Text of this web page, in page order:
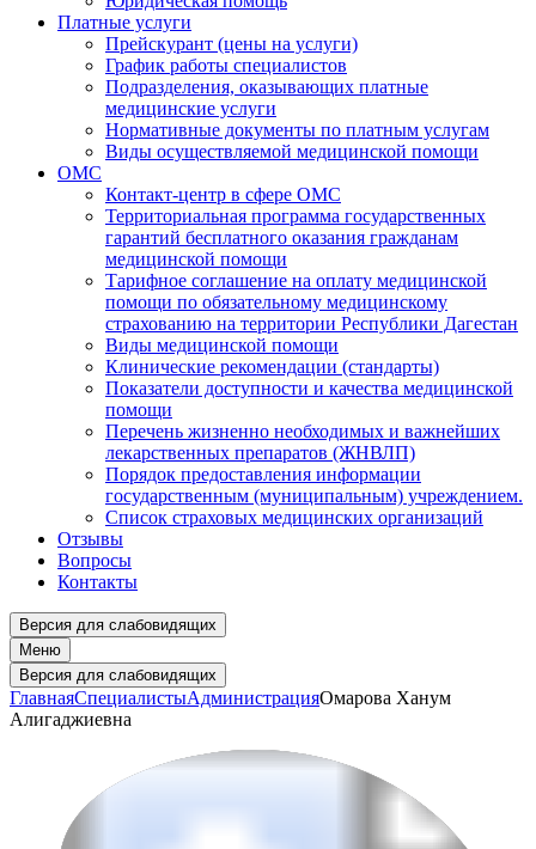
Платные услуги
Прейскурант (цены на услуги)
График работы специалистов
Подразделения, оказывающих платные
медицинские услуги
Нормативные документы по платным услугам
Виды осуществляемой медицинской помощи
ОМС
Контакт-центр в сфере ОМС
Территориальная программа государственных
гарантий бесплатного оказания гражданам
медицинской помощи
Тарифное соглашение на оплату медицинской
помощи по обязательному медицинскому
страхованию на территории Республики Дагестан
Виды медицинской помощи
Клинические рекомендации (стандарты)
Показатели доступности и качества медицинской
помощи
Перечень жизненно необходимых и важнейших
лекарственных препаратов (ЖНВЛП)
Порядок предоставления информации
государственным (муниципальным) учреждением.
Список страховых медицинских организаций
Отзывы
Вопросы
Контакты
Версия для слабовидящих
Меню
Версия для слабовидящих
ГлавнаяСпециалистыАдминистрацияОмарова Ханум
Алигаджиевна